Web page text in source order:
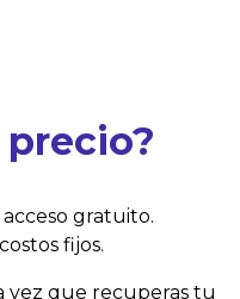
precio?
gratuito.
fijos.
vez que recuperas tu